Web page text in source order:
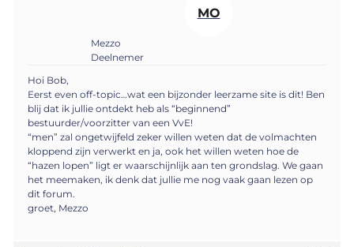
MO
Mezzo
Deelnemer
Hoi Bob,
Eerst even off-topic…wat een bijzonder leerzame site is dit! Ben
blij dat ik jullie ontdekt heb als “beginnend”
bestuurder/voorzitter van een VvE!
“men” zal ongetwijfeld zeker willen weten dat de volmachten
kloppend zijn verwerkt en ja, ook het willen weten hoe de
“hazen lopen” ligt er waarschijnlijk aan ten grondslag. We gaan
het meemaken, ik denk dat jullie me nog vaak gaan lezen op
dit forum.
groet, Mezzo